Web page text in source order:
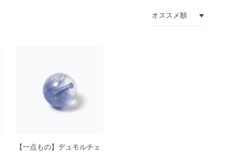
【一点もの】デュモルチェ